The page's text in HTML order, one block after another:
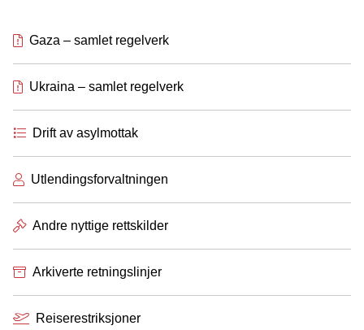
Gaza – samlet regelverk
Ukraina – samlet regelverk
Drift av asylmottak
Utlendingsforvaltningen
Andre nyttige rettskilder
Arkiverte retningslinjer
Reiserestriksjoner